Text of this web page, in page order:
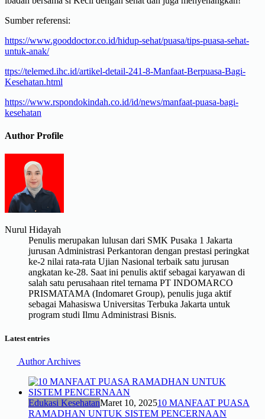
Sumber referensi:
https://www.gooddoctor.co.id/hidup-sehat/puasa/tips-puasa-sehat-
untuk-anak/
ttps://telemed.ihc.id/artikel-detail-241-8-Manfaat-Berpuasa-Bagi-
Kesehatan.html
https://www.rspondokindah.co.id/id/news/manfaat-puasa-bagi-
kesehatan
Author Profile
Nurul Hidayah
Penulis merupakan lulusan dari SMK Pusaka 1 Jakarta
jurusan Administrasi Perkantoran dengan prestasi peringkat
ke-2 nilai rata-rata Ujian Nasional terbaik satu jurusan
angkatan ke-28. Saat ini penulis aktif sebagai karyawan di
salah satu perusahaan ritel ternama PT INDOMARCO
PRISMATAMA (Indomaret Group), penulis juga aktif
sebagai Mahasiswa Universitas Terbuka Jakarta untuk
program studi Ilmu Administrasi Bisnis.
Latest entries
Author Archives
Edukasi KesehatanMaret 10, 202510 MANFAAT PUASA
RAMADHAN UNTUK SISTEM PENCERNAAN